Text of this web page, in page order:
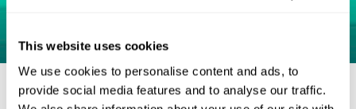
This website uses cookies
We use cookies to personalise content and ads, to
provide social media features and to analyse our traffic.